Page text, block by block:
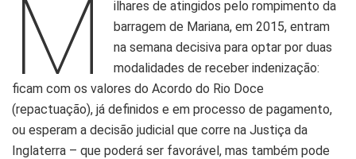
M
ilhares de atingidos pelo rompimento da
barragem de Mariana, em 2015, entram
na semana decisiva para optar por duas
modalidades de receber indenização:
ficam com os valores do Acordo do Rio Doce
(repactuação), já definidos e em processo de pagamento,
ou esperam a decisão judicial que corre na Justiça da
Inglaterra – que poderá ser favorável, mas também pode